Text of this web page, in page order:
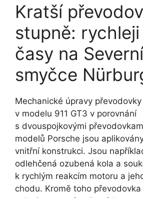
Kratší
stupně:
časy na Severní
smyčce
Mechanické úpravy
v modelu 911 GT3 v porovnání
s dvouspojkovými
modelů Porsche jsou
vnitřní konstrukci. Jsou
odlehčená ozubená kola a
k rychlým reakcím motoru a
chodu. Kromě toho převodovka